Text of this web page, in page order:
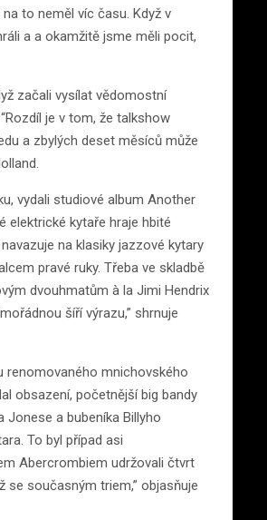
to neměl víc času. Když v
a a okamžitě jsme měli pocit,
začali vysílat vědomostní
je v tom, že talkshow
a zbylých deset měsíců může
vydali studiové album Another
elektrické kytaře hraje hbité
na klasiky jazzové kytary
pravé ruky. Třeba ve skladbě
dvouhmatům à la Jimi Hendrix
šíří výrazu,” shrnuje
renomovaného mnichovského
obsazení, početnější big bandy
Jonese a bubeníka Billyho
To byl případ asi
Abercrombiem udržovali čtvrt
se současným triem,” objasňuje